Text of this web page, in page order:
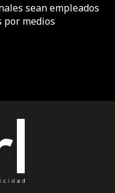
sean empleados
por medios